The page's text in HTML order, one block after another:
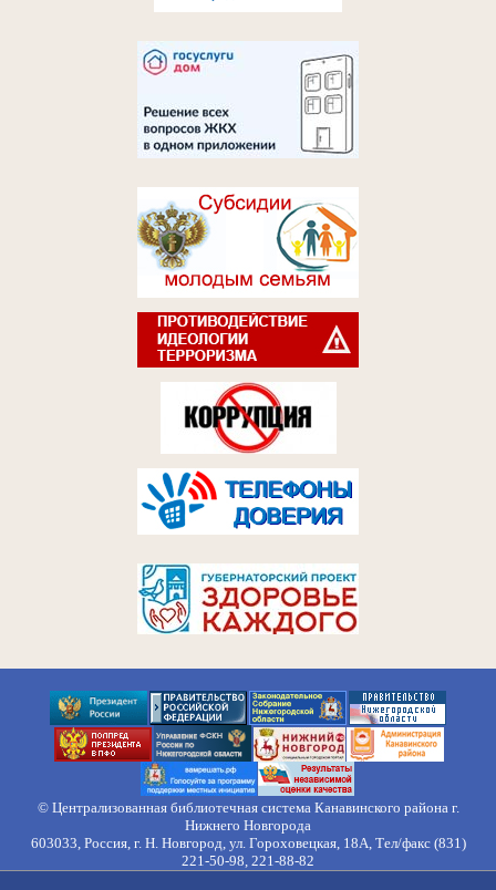
© Централизованная библиотечная система Канавинского района г.
Нижнего Новгорода
603033, Россия, г. Н. Новгород, ул. Гороховецкая, 18А, Тел/факс (831)
221-50-98, 221-88-82